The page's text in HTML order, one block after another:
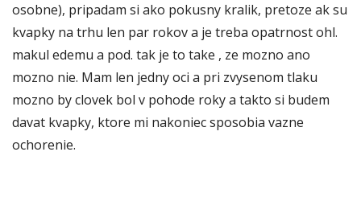
osobne), pripadam si ako pokusny kralik, pretoze ak su
kvapky na trhu len par rokov a je treba opatrnost ohl.
makul edemu a pod. tak je to take , ze mozno ano
mozno nie. Mam len jedny oci a pri zvysenom tlaku
mozno by clovek bol v pohode roky a takto si budem
davat kvapky, ktore mi nakoniec sposobia vazne
ochorenie.